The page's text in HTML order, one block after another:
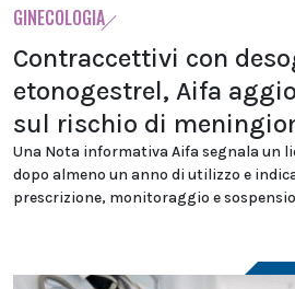
GINECOLOGIA
Contraccettivi con
etonogestrel, Aifa
sul rischio di
Una Nota informativa Aifa segnala un
dopo almeno un anno di utilizzo e
prescrizione, monitoraggio e